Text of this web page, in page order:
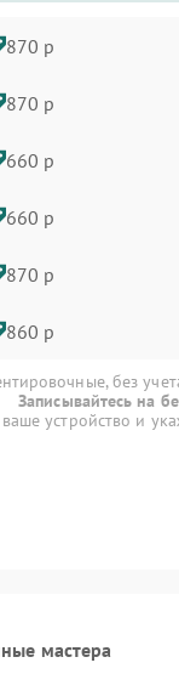
870 р
870 р
660 р
660 р
870 р
860 р
без
Записывайтесь на
устройство и
мастера